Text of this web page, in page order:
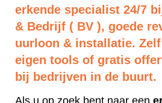
erkende specialist 24/7
& Bedrijf ( BV ), goede
uurloon & installatie.
eigen tools of gratis
bij bedrijven in de buurt.
Als u op zoek bent naar een